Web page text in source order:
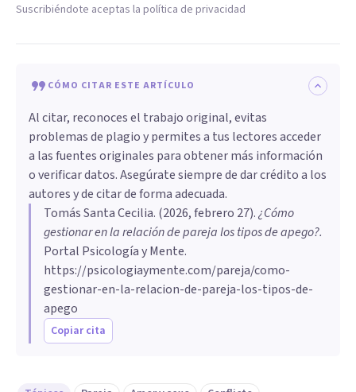
Suscribiéndote aceptas la política de privacidad
CÓMO CITAR ESTE ARTÍCULO
Al citar, reconoces el trabajo original, evitas
problemas de plagio y permites a tus lectores acceder
a las fuentes originales para obtener más información
o verificar datos. Asegúrate siempre de dar crédito a los
autores y de citar de forma adecuada.
Tomás Santa Cecilia. (2026, febrero 27).¿Cómo
gestionar en la relación de pareja los tipos de apego?.
Portal Psicología y Mente.
https://psicologiaymente.com/pareja/como-
gestionar-en-la-relacion-de-pareja-los-tipos-de-
apego
Copiar cita